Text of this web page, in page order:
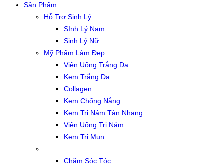
Sản Phẩm
Hỗ Trợ Sinh Lý
SInh Lý Nam
Sinh Lý Nữ
Mỹ Phẩm Làm Đẹp
Viên Uống Trắng Da
Kem Trắng Da
Collagen
Kem Chống Nắng
Kem Trị Nám Tàn Nhang
Viên Uống Trị Nám
Kem Trị Mụn
Chăm Sóc Tóc